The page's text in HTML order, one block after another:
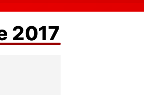
2017